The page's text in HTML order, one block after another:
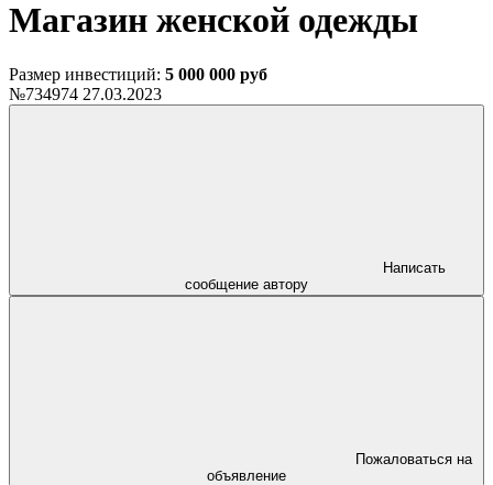
Магазин женской одежды
Размер инвестиций: 5 000 000 руб
№734974 27.03.2023
сообщение автору
объявление